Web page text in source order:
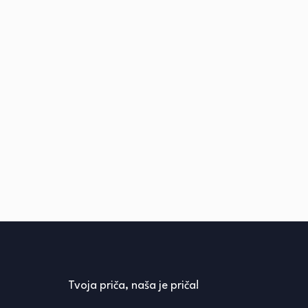
Tvoja priča, naša je priča!